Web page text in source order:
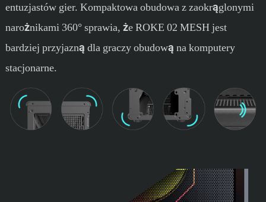
entuzjastów gier. Kompaktowa obudowa z zaokrąglonymi
narożnikami 360° sprawia, że ​​ROKE 02 MESH jest
bardziej przyjazną dla graczy obudową na komputery
stacjonarne.